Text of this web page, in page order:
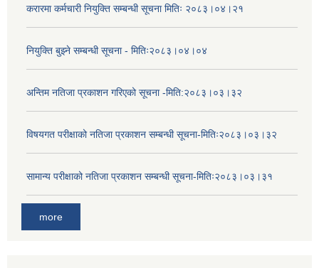
करारमा कर्मचारी नियुक्ति सम्बन्धी सूचना मितिः २०८३।०४।२१
नियुक्ति बुझ्ने सम्बन्धी सूचना - मितिः२०८३।०४।०४
अन्तिम नतिजा प्रकाशन गरिएको सूचना -मिति:२०८३।०३।३२
विषयगत परीक्षाको नतिजा प्रकाशन सम्बन्धी सूचना-मितिः२०८३।०३।३२
सामान्य परीक्षाको नतिजा प्रकाशन सम्बन्धी सूचना-मितिः२०८३।०३।३१
more